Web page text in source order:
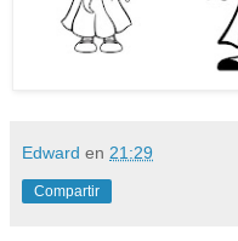
Edward en 21:29
Compartir